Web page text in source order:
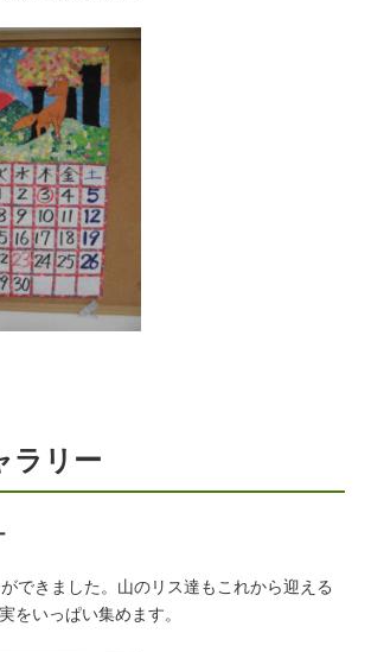
ラリー
できました。山のリス達もこれから迎える
をいっぱい集めます。